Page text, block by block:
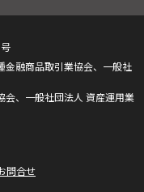
金融商品取引業協会、一般社
会、一般社団法人 資産運用業
問合せ